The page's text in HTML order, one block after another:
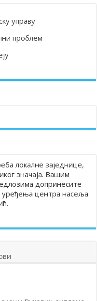
управу
проблем
локалне заједнице,
значаја. Вашим
допринесите
уређења центра насеља